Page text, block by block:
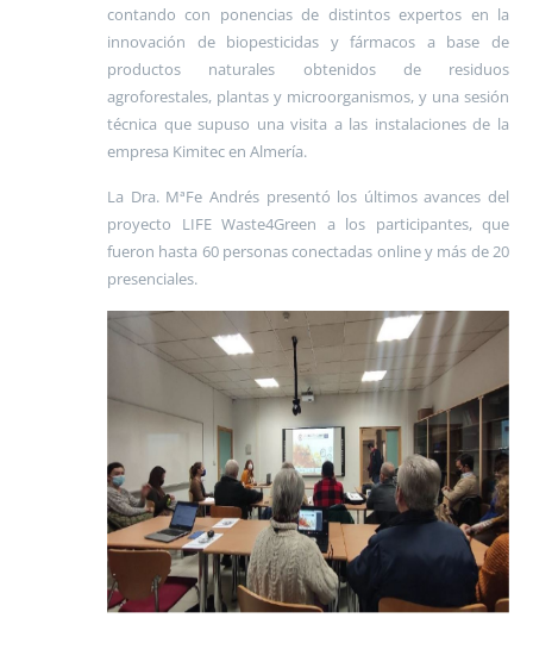
contando con ponencias de distintos expertos en la
innovación de biopesticidas y fármacos a base de
productos naturales obtenidos de residuos
agroforestales, plantas y microorganismos, y una sesión
técnica que supuso una visita a las instalaciones de la
empresa Kimitec en Almería.
La Dra. MªFe Andrés presentó los últimos avances del
proyecto LIFE Waste4Green a los participantes, que
fueron hasta 60 personas conectadas online y más de 20
presenciales.